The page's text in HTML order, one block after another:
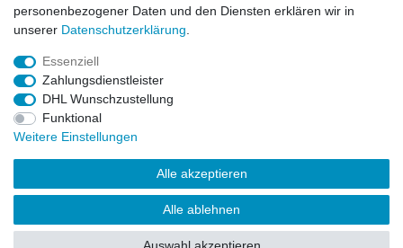
ab 109,95 € *
Artikel anzeigen
personenbezogener Daten und den Diensten erklären wir in
unserer Daten­schutz­erklärung
Essenziell
Zahlungsdienstleister
DHL Wunschzustellung
Funktional
Weitere Einstellungen
Alle akzeptieren
Alle ablehnen